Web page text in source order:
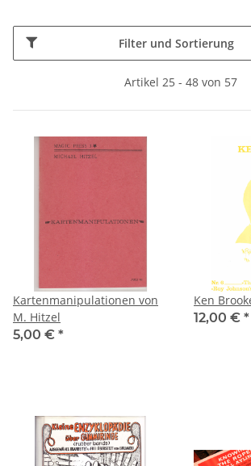
Filter und Sortierung
Artikel 25 - 48 von 57
Kartenmanipulationen von
M. Hitzel
5,00 € *
Ken
12,00 € *